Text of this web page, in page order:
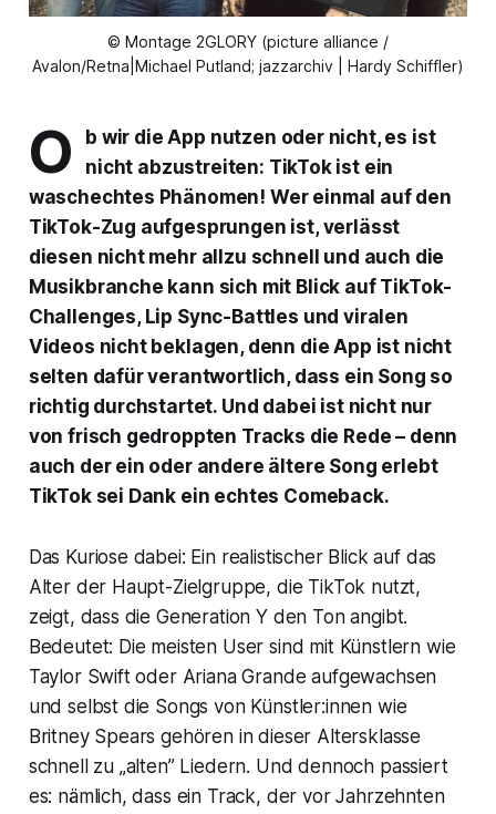
© Montage 2GLORY (picture alliance /
Avalon/Retna|Michael Putland; jazzarchiv | Hardy Schiffler)
O
b wir die App nutzen oder nicht, es ist
nicht abzustreiten: TikTok ist ein
waschechtes Phänomen! Wer einmal auf den
TikTok-Zug aufgesprungen ist, verlässt
diesen nicht mehr allzu schnell und auch die
Musikbranche kann sich mit Blick auf TikTok-
Challenges, Lip Sync-Battles und viralen
Videos nicht beklagen, denn die App ist nicht
selten dafür verantwortlich, dass ein Song so
richtig durchstartet. Und dabei ist nicht nur
von frisch gedroppten Tracks die Rede – denn
auch der ein oder andere ältere Song erlebt
TikTok sei Dank ein echtes Comeback.
Das Kuriose dabei: Ein realistischer Blick auf das
Alter der Haupt-Zielgruppe, die TikTok nutzt,
zeigt, dass die Generation Y den Ton angibt.
Bedeutet: Die meisten User sind mit Künstlern wie
Taylor Swift oder Ariana Grande aufgewachsen
und selbst die Songs von Künstler:innen wie
Britney Spears gehören in dieser Altersklasse
schnell zu „alten” Liedern. Und dennoch passiert
es: nämlich, dass ein Track, der vor Jahrzehnten